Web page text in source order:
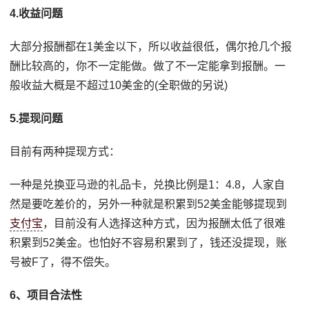
4.收益问题
大部分报酬都在1美金以下，所以收益很低，偶尔抢几个报
酬比较高的，你不一定能做。做了不一定能拿到报酬。一
般收益大概是不超过10美金的(全职做的另说)
5.提现问题
目前有两种提现方式：
一种是兑换亚马逊的礼品卡，兑换比例是1：4.8，人家自
然是要吃差价的，另外一种就是积累到52美金能够提现到
支付宝，目前没有人选择这种方式，因为报酬太低了很难
积累到52美金。也怕好不容易积累到了，钱还没提现，账
号被F了，得不偿失。
6、项目合法性